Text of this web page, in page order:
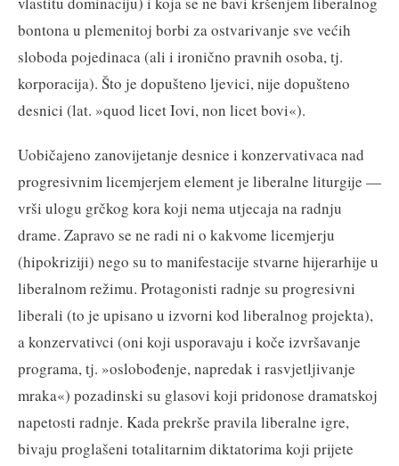
bontona u plemenitoj borbi za ostvarivanje sve većih
sloboda pojedinaca (ali i ironično pravnih osoba, tj.
korporacija). Što je dopušteno ljevici, nije dopušteno
desnici (lat. »quod licet Iovi, non licet bovi«).
Uobičajeno zanovijetanje desnice i konzervativaca nad
progresivnim licemjerjem element je liberalne liturgije —
vrši ulogu grčkog kora koji nema utjecaja na radnju
drame. Zapravo se ne radi ni o kakvome licemjerju
(hipokriziji) nego su to manifestacije stvarne hijerarhije u
liberalnom režimu. Protagonisti radnje su progresivni
liberali (to je upisano u izvorni kod liberalnog projekta),
a konzervativci (oni koji usporavaju i koče izvršavanje
programa, tj. »oslobođenje, napredak i rasvjetljivanje
mraka«) pozadinski su glasovi koji pridonose dramatskoj
napetosti radnje. Kada prekrše pravila liberalne igre,
bivaju proglašeni totalitarnim diktatorima koji prijete